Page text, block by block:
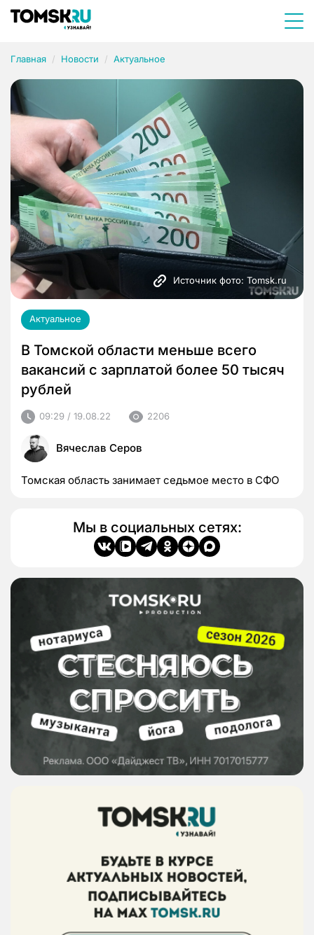
Главная Новости Актуальное
Источник фото: Tomsk.ru
Актуальное
В Томской области меньше всего
вакансий с зарплатой более 50 тысяч
рублей
09:29 / 19.08.22 2206
Вячеслав Серов
Томская область занимает седьмое место в СФО
Мы в социальных сетях: